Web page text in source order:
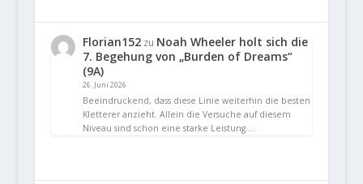
Florian152zu Noah Wheeler holt sich die
7. Begehung von „Burden of Dreams“
(9A)
26. Juni 2026
Beeindruckend, dass diese Linie weiterhin die besten
Kletterer anzieht. Allein die Versuche auf diesem
Niveau sind schon eine starke Leistung.…